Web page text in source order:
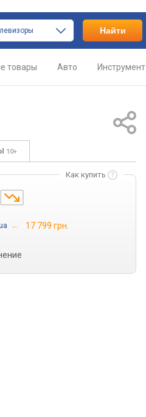
Найти
товары Авто Инструмент
10+
Как купить
→ 17 799 грн.